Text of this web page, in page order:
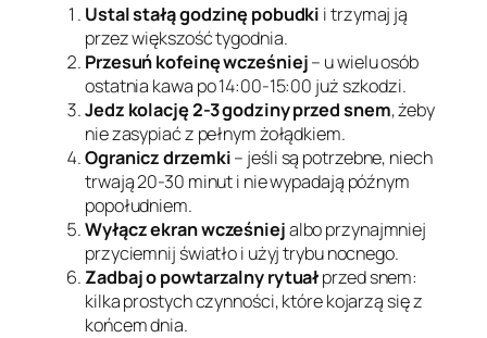
Ustal stałą godzinę pobudki i trzymaj ją
przez większość tygodnia.
Przesuń kofeinę wcześniej– u wielu osób
ostatnia kawa po 14:00-15:00 już szkodzi.
Jedz kolację 2-3 godziny przed snem, żeby
nie zasypiać z pełnym żołądkiem.
Ogranicz drzemki– jeśli są potrzebne, niech
trwają 20-30 minut i nie wypadają późnym
popołudniem.
Wyłącz ekran wcześniejalbo przynajmniej
przyciemnij światło i użyj trybu nocnego.
Zadbaj o powtarzalny rytuałprzed snem:
kilka prostych czynności, które kojarzą się z
końcem dnia.